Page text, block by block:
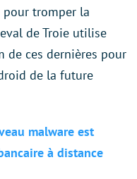
pour tromper la
de Troie utilise
de ces dernières pour
de la future
malware est
à distance